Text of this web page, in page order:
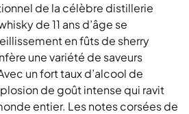
de la célèbre distillerie
de 11 ans d’âge se
en fûts de sherry
une variété de saveurs
un fort taux d’alcool de
de goût intense qui ravit
entier. Les notes corsées de